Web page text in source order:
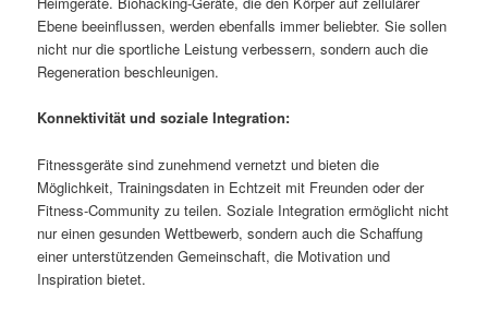
Ebene beeinflussen, werden ebenfalls immer beliebter. Sie sollen
nicht nur die sportliche Leistung verbessern, sondern auch die
Regeneration beschleunigen.
Konnektivität und soziale Integration:
Fitnessgeräte sind zunehmend vernetzt und bieten die
Möglichkeit, Trainingsdaten in Echtzeit mit Freunden oder der
Fitness-Community zu teilen. Soziale Integration ermöglicht nicht
nur einen gesunden Wettbewerb, sondern auch die Schaffung
einer unterstützenden Gemeinschaft, die Motivation und
Inspiration bietet.